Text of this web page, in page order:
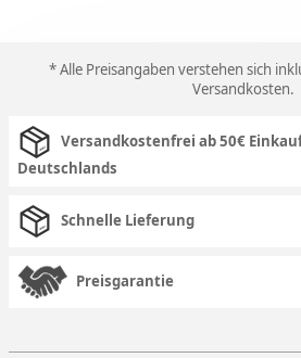
* Alle Preisangaben verstehen sich
Versandkosten.
Versandkostenfrei ab 50€
Deutschlands
Schnelle Lieferung
Preisgarantie